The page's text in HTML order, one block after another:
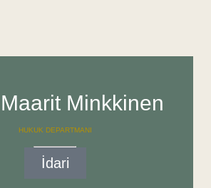
Minkkinen
HUKUK DEPARTMANI
İdari